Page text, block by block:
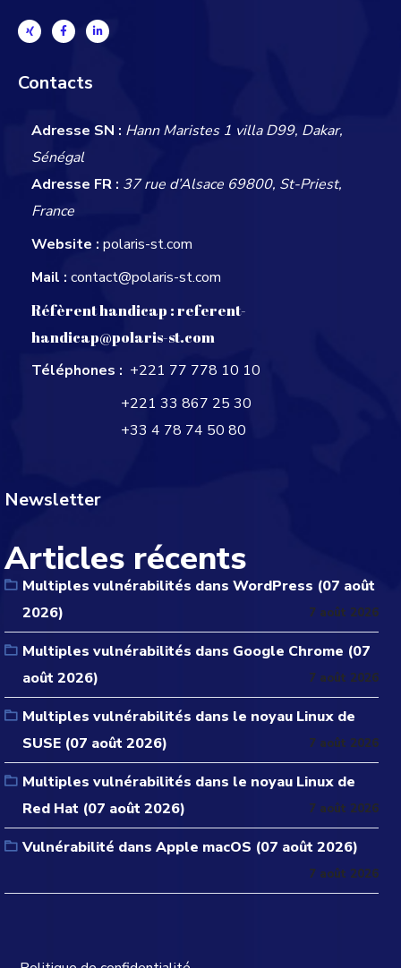
Contacts
Adresse SN : Hann Maristes 1 villa D99, Dakar,
Sénégal
Adresse FR : 37 rue d’Alsace 69800, St-Priest,
France
Website : polaris-st.com
Mail : contact@polaris-st.com
Réfèrent handicap :referent-
handicap@polaris-st.com
Téléphones : +221 77 778 10 10
+221 33 867 25 30
+33 4 78 74 50 80
Newsletter
Articles récents
Multiples vulnérabilités dans WordPress (07 août
2026)
7 août 2026
Multiples vulnérabilités dans Google Chrome (07
août 2026)
7 août 2026
Multiples vulnérabilités dans le noyau Linux de
SUSE (07 août 2026)
7 août 2026
Multiples vulnérabilités dans le noyau Linux de
Red Hat (07 août 2026)
7 août 2026
Vulnérabilité dans Apple macOS (07 août 2026)
7 août 2026